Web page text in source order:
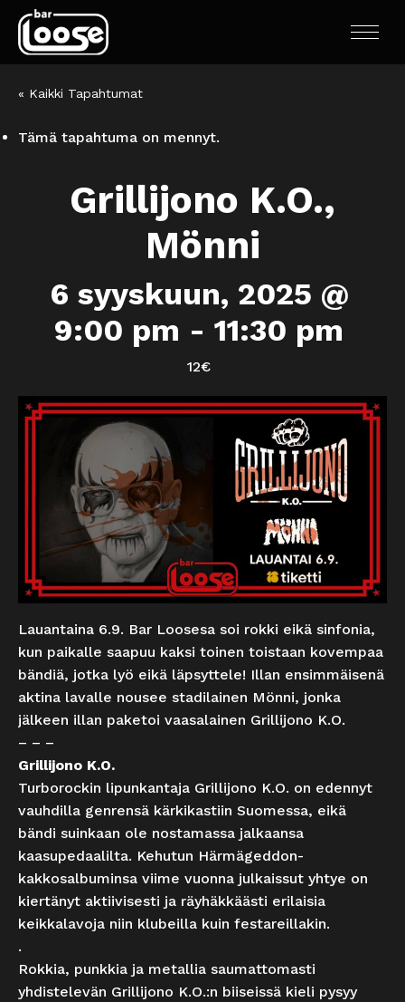
« Kaikki Tapahtumat
Tämä tapahtuma on mennyt.
Grillijono K.O.,
Mönni
6 syyskuun, 2025 @
9:00 pm - 11:30 pm
12€
Lauantaina 6.9. Bar Loosesa soi rokki eikä sinfonia,
kun paikalle saapuu kaksi toinen toistaan kovempaa
bändiä, jotka lyö eikä läpsyttele! Illan ensimmäisenä
aktina lavalle nousee stadilainen Mönni, jonka
jälkeen illan paketoi vaasalainen Grillijono K.O.
– – –
Grillijono K.O.
Turborockin lipunkantaja Grillijono K.O. on edennyt
vauhdilla genrensä kärkikastiin Suomessa, eikä
bändi suinkaan ole nostamassa jalkaansa
kaasupedaalilta. Kehutun Härmägeddon-
kakkosalbuminsa viime vuonna julkaissut yhtye on
kiertänyt aktiivisesti ja räyhäkkäästi erilaisia
keikkalavoja niin klubeilla kuin festareillakin.
.
Rokkia, punkkia ja metallia saumattomasti
yhdistelevän Grillijono K.O.:n biiseissä kieli pysyy